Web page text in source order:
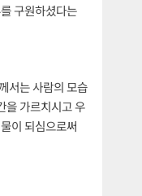
구원하셨다는
서는 사람의 모습
을 가르치시고 우
이 되심으로써